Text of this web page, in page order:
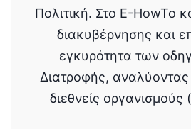
Πολιτική. Στο E-HowTo
διακυβέρνησης και
εγκυρότητα των
Διατροφής,
διεθνείς οργανισμούς